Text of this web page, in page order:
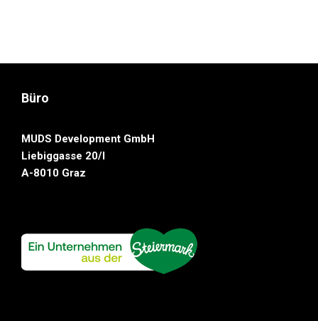
Büro
MUDS Development GmbH
Liebiggasse 20/I
A-8010 Graz